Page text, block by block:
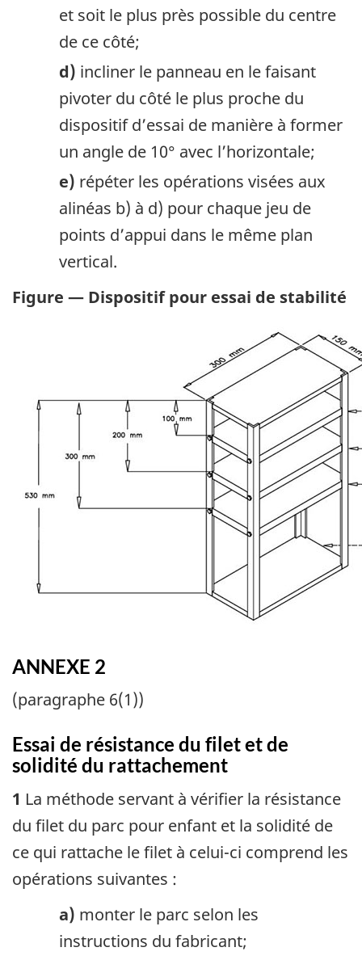
et soit le plus près possible du centre
de ce côté;
d) incliner le panneau en le faisant
pivoter du côté le plus proche du
dispositif d’essai de manière à former
un angle de 10° avec l’horizontale;
e) répéter les opérations visées aux
alinéas b) à d) pour chaque jeu de
points d’appui dans le même plan
vertical.
Figure — Dispositif pour essai de stabilité
ANNEXE 2
(paragraphe 6(1))
Essai de résistance du filet et de
solidité du rattachement
1 La méthode servant à vérifier la résistance
du filet du parc pour enfant et la solidité de
ce qui rattache le filet à celui-ci comprend les
opérations suivantes :
a) monter le parc selon les
instructions du fabricant;